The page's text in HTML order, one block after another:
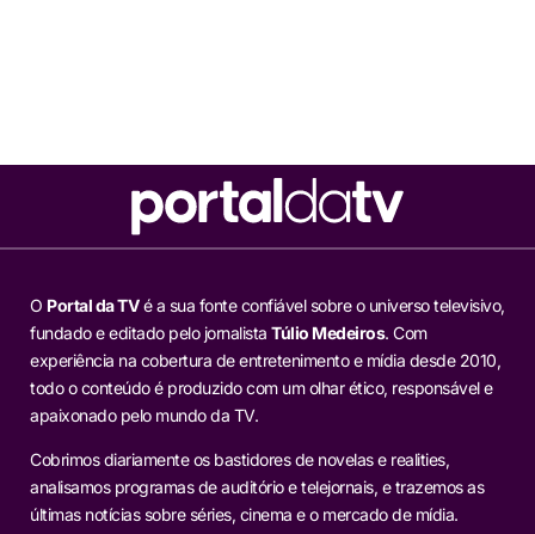
O Portal da TVé a sua fonte confiável sobre o universo televisivo,
fundado e editado pelo jornalista Túlio Medeiros. Com
experiência na cobertura de entretenimento e mídia desde 2010,
todo o conteúdo é produzido com um olhar ético, responsável e
apaixonado pelo mundo da TV.
Cobrimos diariamente os bastidores de novelas e realities,
analisamos programas de auditório e telejornais, e trazemos as
últimas notícias sobre séries, cinema e o mercado de mídia.